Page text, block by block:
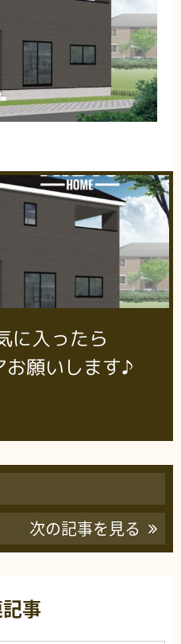
に入ったら
お願いします♪
次の記事を見る
事